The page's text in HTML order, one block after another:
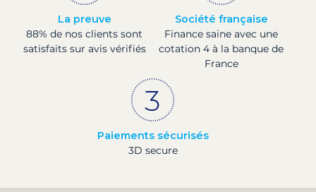
La preuve
88% de nos clients sont
satisfaits sur avis vérifiés
Société française
Finance saine avec une
cotation 4 à la banque de
France
Paiements sécurisés
3D secure